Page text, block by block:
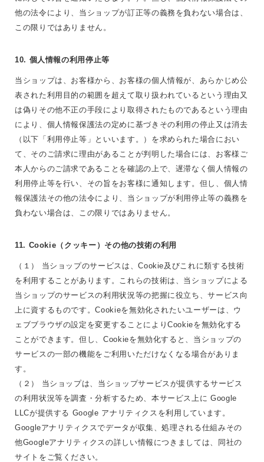
他の法令により、当ショップが訂正等の義務を負わない場合は、
この限りではありません。
10. 個人情報の利用停止等
当ショップは、お客様から、お客様の個人情報が、あらかじめ公
表された利用目的の範囲を超えて取り扱われているという理由又
は偽りその他不正の手段により取得されたものであるという理由
により、個人情報保護法の定めに基づきその利用の停止又は消去
（以下「利用停止等」といいます。）を求められた場合におい
て、そのご請求に理由があることが判明した場合には、お客様ご
本人からのご請求であることを確認の上で、遅滞なく個人情報の
利用停止等を行い、その旨をお客様に通知します。但し、個人情
報保護法その他の法令により、当ショップが利用停止等の義務を
負わない場合は、この限りではありません。
11. Cookie（クッキー）その他の技術の利用
（１） 当ショップのサービスは、Cookie及びこれに類する技術
を利用することがあります。これらの技術は、当ショップによる
当ショップのサービスの利用状況等の把握に役立ち、サービス向
上に資するものです。Cookieを無効化されたいユーザーは、ウ
ェブブラウザの設定を変更することによりCookieを無効化する
ことができます。但し、Cookieを無効化すると、当ショップの
サービスの一部の機能をご利用いただけなくなる場合がありま
す。
（２） 当ショップは、当ショップサービスが提供するサービス
の利用状況等を調査・分析するため、本サービス上に Google
LLCが提供する Google アナリティクスを利用しています。
Googleアナリティクスでデータが収集、処理される仕組みその
他Googleアナリティクスの詳しい情報につきましては、同社の
サイトをご覧ください。